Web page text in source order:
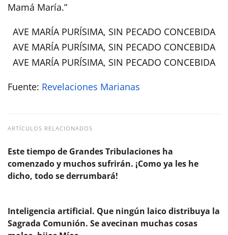
Mamá María.”
AVE MARÍA PURÍSIMA, SIN PECADO CONCEBIDA
AVE MARÍA PURÍSIMA, SIN PECADO CONCEBIDA
AVE MARÍA PURÍSIMA, SIN PECADO CONCEBIDA
Fuente: Revelaciones Marianas
ARTÍCULOS RELACIONADOS
Este tiempo de Grandes Tribulaciones ha
comenzado y muchos sufrirán. ¡Como ya les he
dicho, todo se derrumbará!
Inteligencia artificial. Que ningún laico distribuya la
Sagrada Comunión. Se avecinan muchas cosas